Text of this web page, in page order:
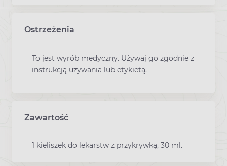
Ostrzeżenia
To jest wyrób medyczny. Używaj go zgodnie z
instrukcją używania lub etykietą.
Zawartość
1 kieliszek do lekarstw z przykrywką, 30 ml.